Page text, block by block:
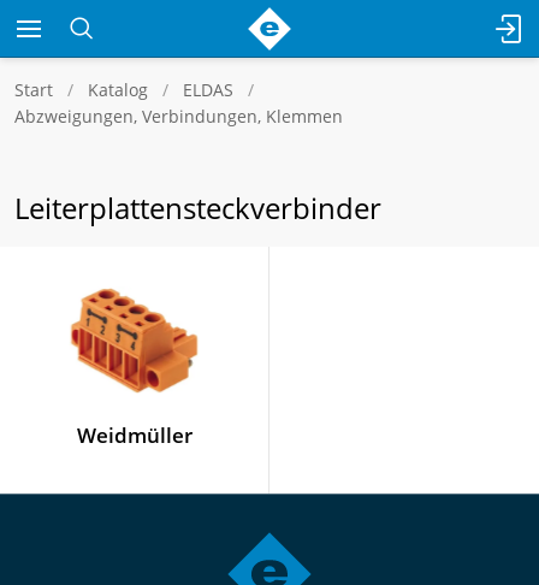
Start Katalog
ELDAS
Abzweigungen, Verbindungen, Klemmen
Leiterplattensteckverbinder
Weidmüller